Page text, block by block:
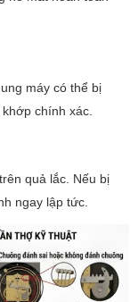
máy có thể bị
chính xác.
quả lắc. Nếu bị
ngay lập tức.